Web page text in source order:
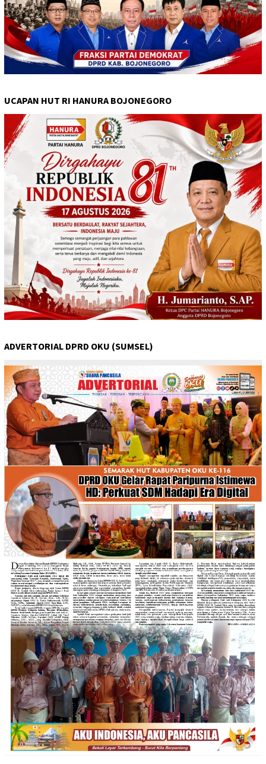
UCAPAN HUT RI HANURA BOJONEGORO
ADVERTORIAL DPRD OKU (SUMSEL)